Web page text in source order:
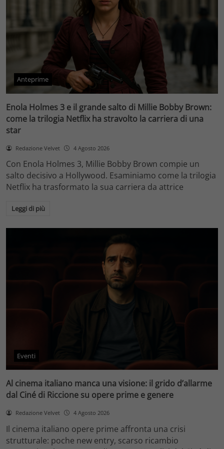
Anteprime
Enola Holmes 3 e il grande salto di Millie Bobby Brown:
come la trilogia Netflix ha stravolto la carriera di una
star
Redazione Velvet 4 Agosto 2026
Con Enola Holmes 3, Millie Bobby Brown compie un
salto decisivo a Hollywood. Esaminiamo come la trilogia
Netflix ha trasformato la sua carriera da attrice
Leggi di più
Eventi
Al cinema italiano manca una visione: il grido d’allarme
dal Ciné di Riccione su opere prime e genere
Redazione Velvet 4 Agosto 2026
Il cinema italiano opere prime affronta una crisi
strutturale: poche new entry, scarso ricambio